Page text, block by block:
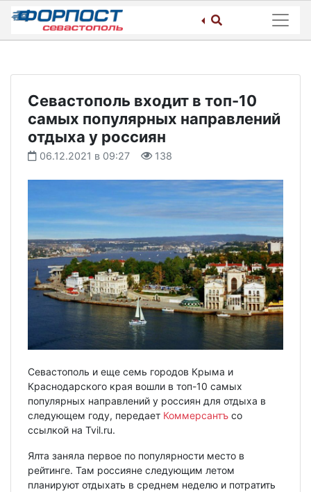
Skip
content
Севастополь входит в топ-10
самых популярных направлений
отдыха у россиян
06.12.2021 в 09:27 138
Севастополь и еще семь городов Крыма и
Краснодарского края вошли в топ-10 самых
популярных направлений у россиян для отдыха в
следующем году, передает Коммерсантъ со
ссылкой на Tvil.ru.
Ялта заняла первое по популярности место в
рейтинге. Там россияне следующим летом
планируют отдыхать в среднем неделю и потратить